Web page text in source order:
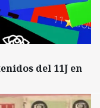
del 11J en